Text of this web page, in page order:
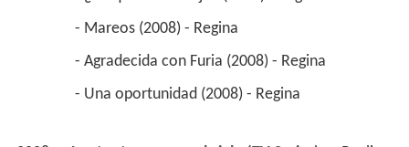
- Mareos (2008) - Regina
- Agradecida con Furia (2008) - Regina
- Una oportunidad (2008) - Regina